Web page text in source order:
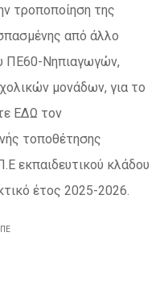
τροποποίηση της
από άλλο
ΠΕ60-Νηπιαγωγών,
μονάδων, για το
ΕΔΩ τον
τοποθέτησης
εκπαιδευτικού κλάδου
έτος 2025-2026.